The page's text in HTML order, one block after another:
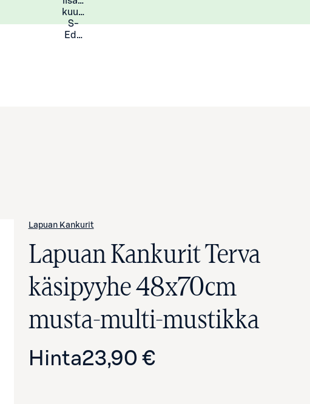
kuukauden
S-
Eduista
Lapuan Kankurit
Lapuan Kankurit Terva
käsipyyhe 48x70cm
musta-multi-mustikka
Hinta23,90 €